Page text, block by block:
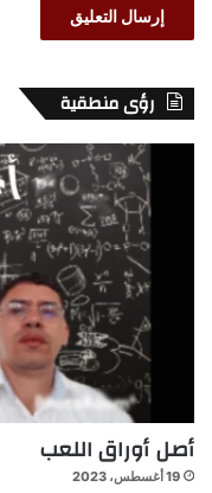
رؤى منطقية
أصل أوراق اللعب
19 أغسطس، 2023